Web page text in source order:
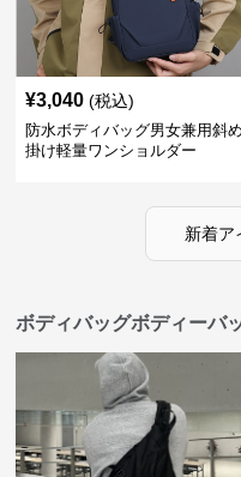
¥3,040 (税込)
防水ボディバッグ男女兼用斜め
掛け軽量ワンショルダー
新着ア
ボディバッグボディーバ